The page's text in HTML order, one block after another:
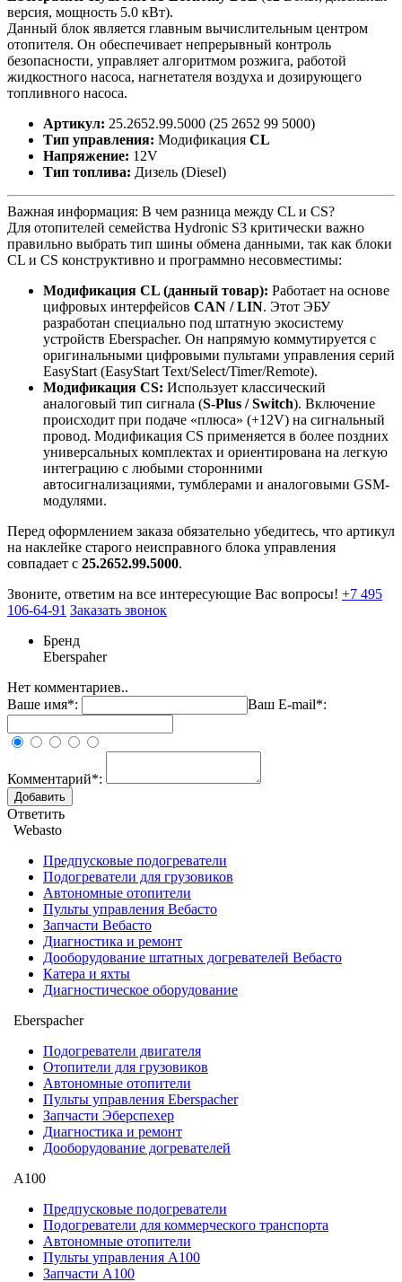
версия, мощность 5.0 кВт).
Данный блок является главным вычислительным центром
отопителя. Он обеспечивает непрерывный контроль
безопасности, управляет алгоритмом розжига, работой
жидкостного насоса, нагнетателя воздуха и дозирующего
топливного насоса.
Артикул: 25.2652.99.5000 (25 2652 99 5000)
Тип управления: Модификация CL
Напряжение: 12V
Тип топлива: Дизель (Diesel)
Важная информация: В чем разница между CL и CS?
Для отопителей семейства Hydronic S3 критически важно
правильно выбрать тип шины обмена данными, так как блоки
CL и CS конструктивно и программно несовместимы:
Модификация CL (данный товар): Работает на основе
цифровых интерфейсов CAN / LIN. Этот ЭБУ
разработан специально под штатную экосистему
устройств Eberspacher. Он напрямую коммутируется с
оригинальными цифровыми пультами управления серий
EasyStart (EasyStart Text/Select/Timer/Remote).
Модификация CS: Использует классический
аналоговый тип сигнала (S-Plus / Switch). Включение
происходит при подаче «плюса» (+12V) на сигнальный
провод. Модификация CS применяется в более поздних
универсальных комплектах и ориентирована на легкую
интеграцию с любыми сторонними
автосигнализациями, тумблерами и аналоговыми GSM-
модулями.
Перед оформлением заказа обязательно убедитесь, что артикул
на наклейке старого неисправного блока управления
совпадает с 25.2652.99.5000.
Звоните, ответим на все интересующие Вас вопросы! +7 495
106-64-91 Заказать звонок
Бренд
Eberspaher
Нет комментариев..
Ваше имя*:
Ваш E-mail*:
Комментарий*:
Ответить
Webasto
Предпусковые подогреватели
Подогреватели для грузовиков
Автономные отопители
Пульты управления Вебасто
Запчасти Вебасто
Диагностика и ремонт
Дооборудование штатных догревателей Вебасто
Катера и яхты
Диагностическое оборудование
Eberspacher
Подогреватели двигателя
Отопители для грузовиков
Автономные отопители
Пульты управления Eberspacher
Запчасти Эберспехер
Диагностика и ремонт
Дооборудование догревателей
А100
Предпусковые подогреватели
Подогреватели для коммерческого транспорта
Автономные отопители
Пульты управления A100
Запчасти А100